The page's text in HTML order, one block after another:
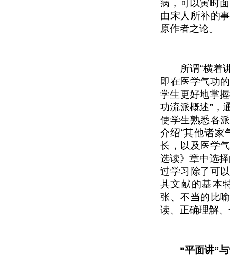
病，可以寅时
由宋人所补的
原作者之论。
所谓“横着讲
即在医学气功
学生更好地掌
功流派概述”，
使学生熟悉各
介绍“其他诸家
长，以及医学
选读》章中选
过学习除了可
其文献的基本
张、不当的比
读、正确理解
“平面讲”与